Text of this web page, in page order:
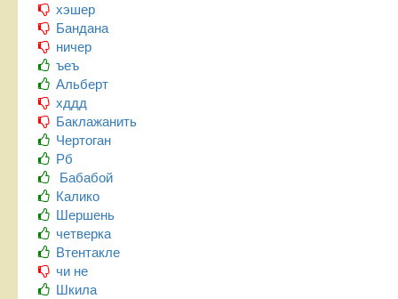
хэшер
Бандана
ничер
ъеъ
Альберт
хддд
Баклажанить
Чертоган
Рб
Бабабой
Калико
Шершень
четверка
Втентакле
чи не
Шкила